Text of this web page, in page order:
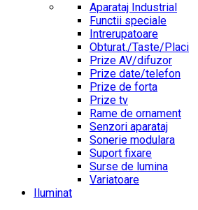
Aparataj Industrial
Functii speciale
Intrerupatoare
Obturat./Taste/Placi
Prize AV/difuzor
Prize date/telefon
Prize de forta
Prize tv
Rame de ornament
Senzori aparataj
Sonerie modulara
Suport fixare
Surse de lumina
Variatoare
Iluminat